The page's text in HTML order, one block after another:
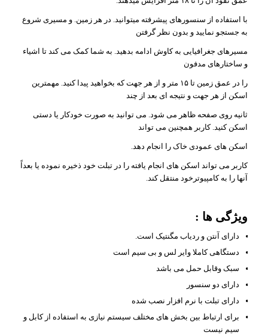
با استفاده از سنسورهای پیشرفته میتوانید. در هر زمین. و مسیری شروع
به جستجو نمایید و بدون نظر گرفتن
مسیرهای جغرافیایی به کاوش ادامه بدهید. به شما کمک می کند تا اشیاء
و ساختارهای مدفون
را در عمق زمین تا ۱۵ متر و از هر جهت که بخواهید پیدا کنید. مهمترین
اسکن از هر جهت و نتیجه ای بعد از چند
ثانیه روی صفحه ظاهر می شود. می توانید به صورت خودکار یا دستی
اسکن کنید. کاربر همچنین می تواند
اسکن های عمودی خاک را انجام دهد.
کاربر می تواند اسکن های انجام یافته را در تبلت خود ذخیره نموده یا بعداً
آنها را به کامپیوترخود منتقل کند.
ویژگی ها :
دارای آنتن و ردیاب مگنتیک است.
دستگاهی کاملا وایر لس و بی سیم است
سبک وقابل حمل می باشد
دارای دو سنسور
دارای تبلت با نرم افزار نصب شده
برای ارتباط بین بخش های مختلف سیستم نیازی به استفاده از کابل و
سیم نیست